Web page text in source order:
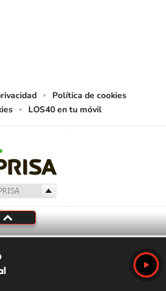
Política de cookies
LOS40 en tu móvil